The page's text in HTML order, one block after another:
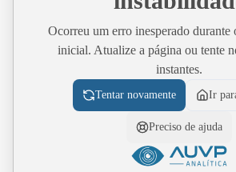
Ocorreu um erro inesperado durante
inicial. Atualize a página ou tente
instantes.
Tentar novamente Ir
Preciso de ajuda